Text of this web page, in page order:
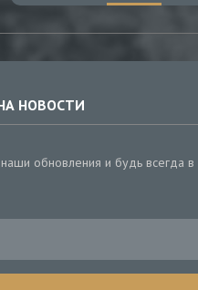
НОВОСТИ
обновления и будь всегда в